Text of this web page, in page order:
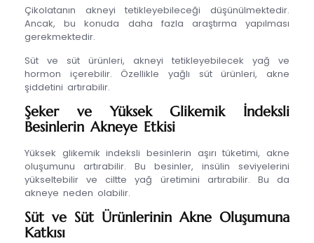
Çikolatanın akneyi tetikleyebileceği düşünülmektedir.
Ancak, bu konuda daha fazla araştırma yapılması
gerekmektedir.
Süt ve süt ürünleri, akneyi tetikleyebilecek yağ ve
hormon içerebilir. Özellikle yağlı süt ürünleri, akne
şiddetini artırabilir.
Şeker ve Yüksek Glikemik İndeksli
Besinlerin Akneye Etkisi
Yüksek glikemik indeksli besinlerin aşırı tüketimi, akne
oluşumunu artırabilir. Bu besinler, insülin seviyelerini
yükseltebilir ve ciltte yağ üretimini artırabilir. Bu da
akneye neden olabilir.
Süt ve Süt Ürünlerinin Akne Oluşumuna
Katkısı